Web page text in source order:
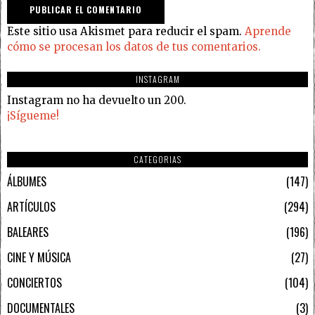
Este sitio usa Akismet para reducir el spam. Aprende
cómo se procesan los datos de tus comentarios.
INSTAGRAM
Instagram no ha devuelto un 200.
¡Sígueme!
CATEGORIAS
ÁLBUMES
147
ARTÍCULOS
294
BALEARES
196
CINE Y MÚSICA
27
CONCIERTOS
104
DOCUMENTALES
3